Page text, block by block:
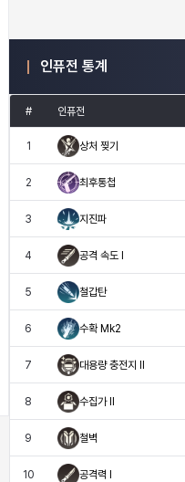
인퓨전 통계
# 인퓨전
1 상처 찢기
2 최후통첩
3 지진파
4 공격 속도 I
5 철갑탄
6 수확 Mk2
7 대용량 충전지 Il
8 수집가 II
9 철벽
10 공격력 I